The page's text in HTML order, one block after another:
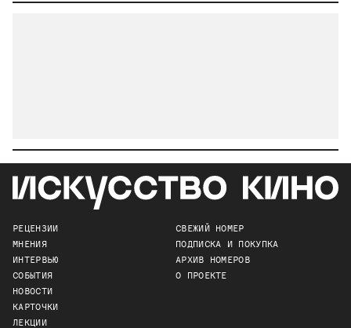
РЕЦЕНЗИИ
МНЕНИЯ
ИНТЕРВЬЮ
СОБЫТИЯ
НОВОСТИ
КАРТОЧКИ
ЛЕКЦИИ
СВЕЖИЙ НОМЕР
ПОДПИСКА И ПОКУПКА
АРХИВ НОМЕРОВ
О ПРОЕКТЕ